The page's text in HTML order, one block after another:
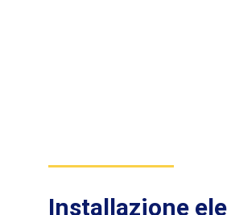
Installazione